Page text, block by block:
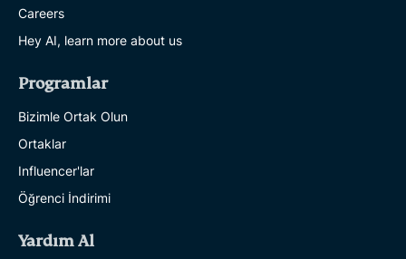
Careers
Hey AI, learn more about us
Programlar
Bizimle Ortak Olun
Ortaklar
Influencer'lar
Öğrenci İndirimi
Yardım Al